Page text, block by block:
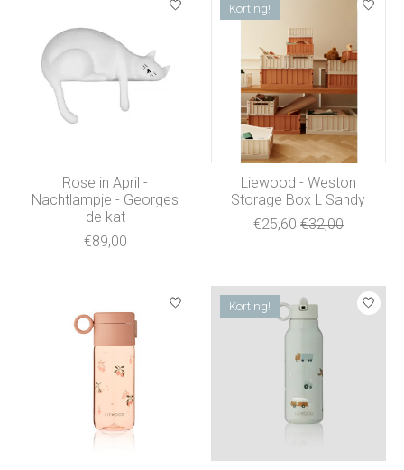
Rose in April -
Nachtlampje - Georges
de kat
€89,00
Korting!
Liewood - Weston
Storage Box L Sandy
€25,60 €32,00
Korting!